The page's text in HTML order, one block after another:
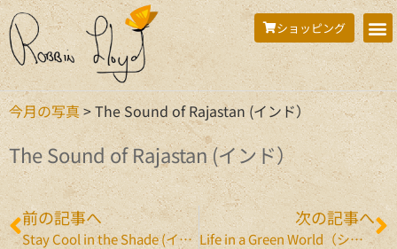
ショッピング
今月の写真>The Sound of Rajastan (インド）
The Sound of Rajastan (インド）
前の記事へ
Stay Cool in the Shade (インド）
次の記事へ
Life in a Green World（シンガポール）